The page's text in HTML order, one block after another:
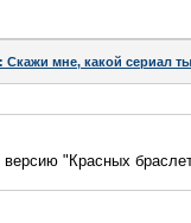
Скажи мне, какой сериал
"Красных